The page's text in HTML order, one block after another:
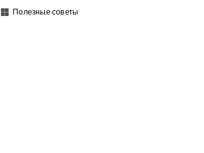
Полезные советы